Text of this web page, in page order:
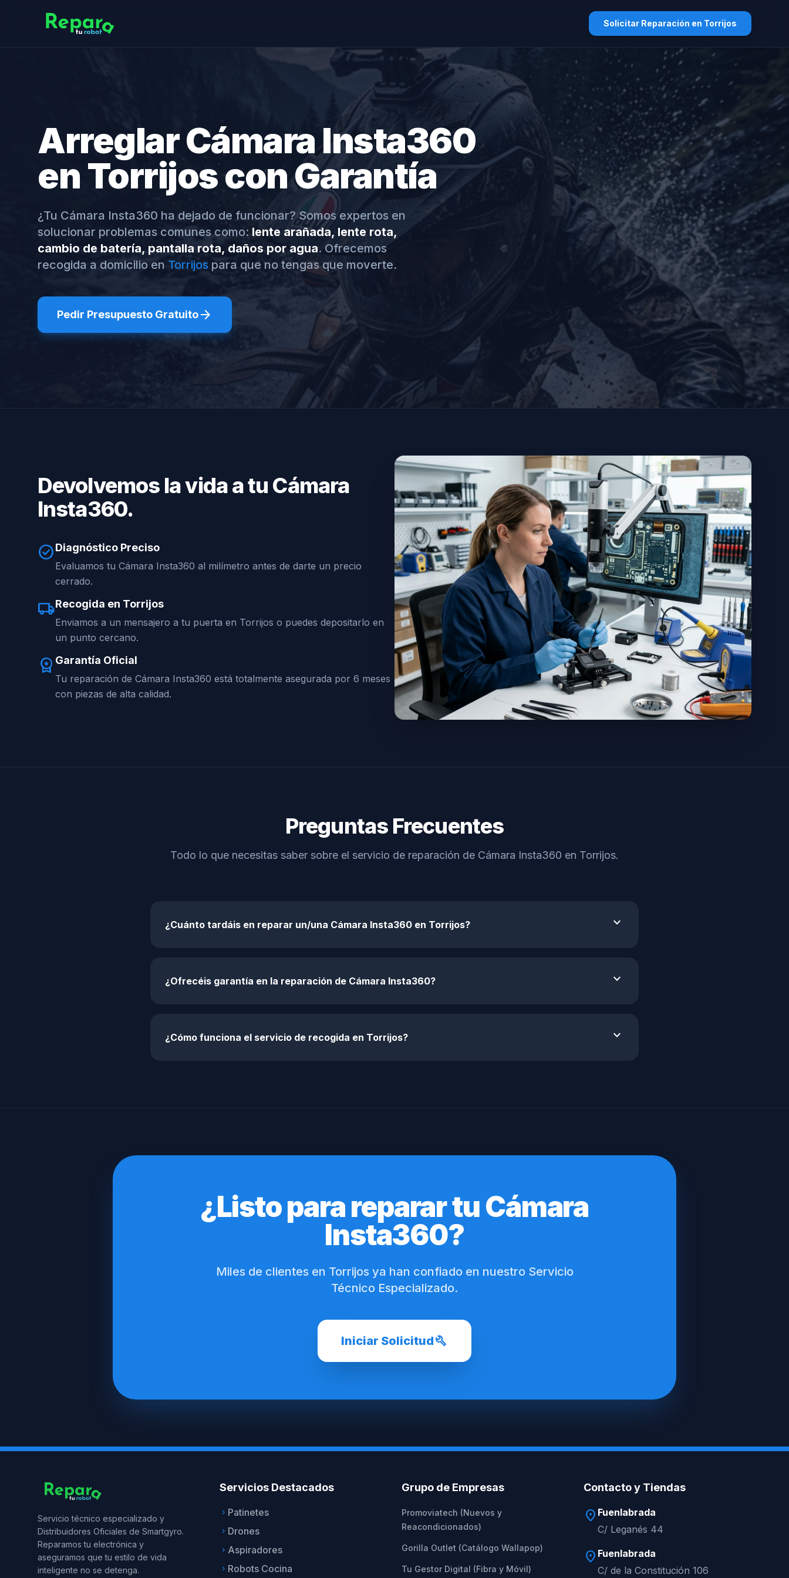
Solicitar Reparación en Torrijos
Arreglar Cámara Insta360
en Torrijos con Garantía
¿Tu Cámara Insta360 ha dejado de funcionar? Somos expertos en
solucionar problemas comunes como: lente arañada, lente rota,
cambio de batería, pantalla rota, daños por agua. Ofrecemos
recogida a domicilio en Torrijos para que no tengas que moverte.
Pedir Presupuesto Gratuitoarrow_forward
Devolvemos la vida a tu Cámara
Insta360.
check_circleDiagnóstico Preciso
Evaluamos tu Cámara Insta360 al milímetro antes de darte un precio
cerrado.
local_shippingRecogida en Torrijos
Enviamos a un mensajero a tu puerta en Torrijos o puedes depositarlo en
un punto cercano.
workspace_premium Garantía Oficial
Tu reparación de Cámara Insta360 está totalmente asegurada por 6 meses
con piezas de alta calidad.
Preguntas Frecuentes
Todo lo que necesitas saber sobre el servicio de reparación de Cámara Insta360 en Torrijos.
¿Cuánto tardáis en reparar un/una Cámara Insta360 en Torrijos? expand_more
¿Ofrecéis garantía en la reparación de Cámara Insta360? expand_more
¿Cómo funciona el servicio de recogida en Torrijos? expand_more
¿Listo para reparar tu Cámara
Insta360?
Miles de clientes en Torrijos ya han confiado en nuestro Servicio
Técnico Especializado.
Iniciar Solicitudbuild
Servicio técnico especializado y
Distribuidores Oficiales de Smartgyro.
Reparamos tu electrónica y
aseguramos que tu estilo de vida
inteligente no se detenga.
Servicios Destacados
keyboard_arrow_right Patinetes
keyboard_arrow_right Drones
keyboard_arrow_right Aspiradores
keyboard_arrow_right Robots Cocina
Grupo de Empresas
Promoviatech (Nuevos y
Reacondicionados)
Gorilla Outlet (Catálogo Wallapop)
Tu Gestor Digital (Fibra y Móvil)
Contacto y Tiendas
location_on Fuenlabrada
C/ Leganés 44
location_on Fuenlabrada
C/ de la Constitución 106